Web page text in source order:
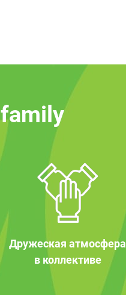
family
Дружеская атмосфера
в коллективе